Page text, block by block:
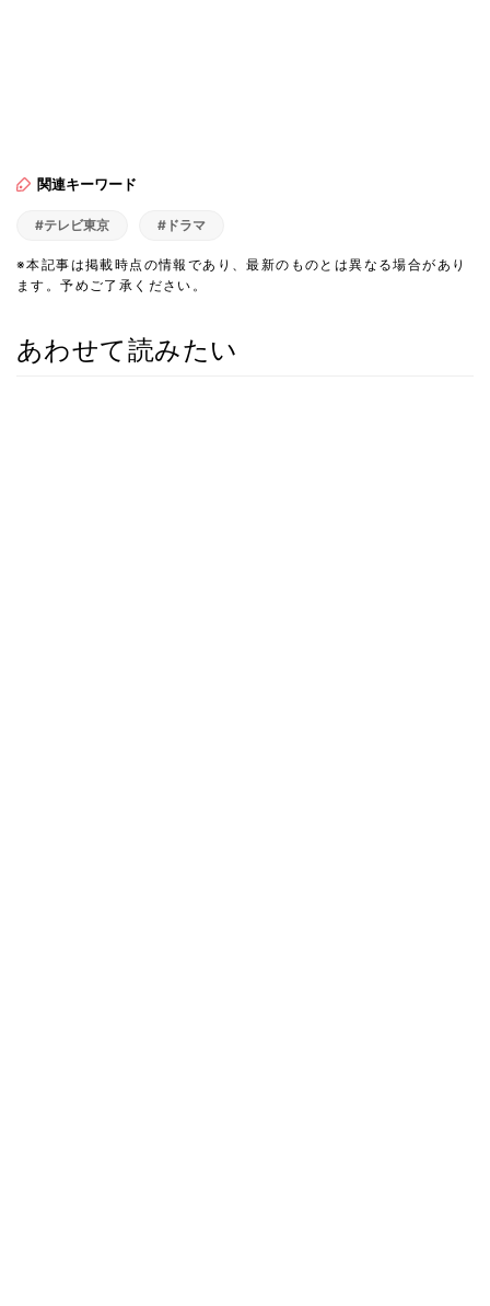
関連キーワード
#テレビ東京 #ドラマ
※本記事は掲載時点の情報であり、最新のものとは異なる場合があり
ます。予めご了承ください。
あわせて読みたい